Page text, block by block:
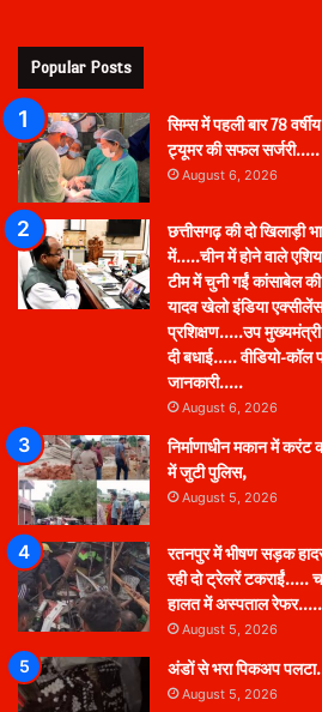
Popular Posts
सिम्स में पहली बार 78
ट्यूमर की सफल सर्जरी…..
August 6, 2026
छत्तीसगढ़ की दो खिलाड़ी
में…..चीन में होने वाले
टीम में चुनी गईं कांसाबेल
यादव खेलो इंडिया
प्रशिक्षण…..उप मुख्यमंत्री
दी बधाई….. वीडियो-कॉल
जानकारी…..
August 6, 2026
निर्माणाधीन मकान में
में जुटी पुलिस,
August 5, 2026
रतनपुर में भीषण सड़क
रही दो ट्रेलरें टकराईं…..
हालत में अस्पताल रेफर…..
August 5, 2026
अंडों से भरा पिकअप
August 5, 2026